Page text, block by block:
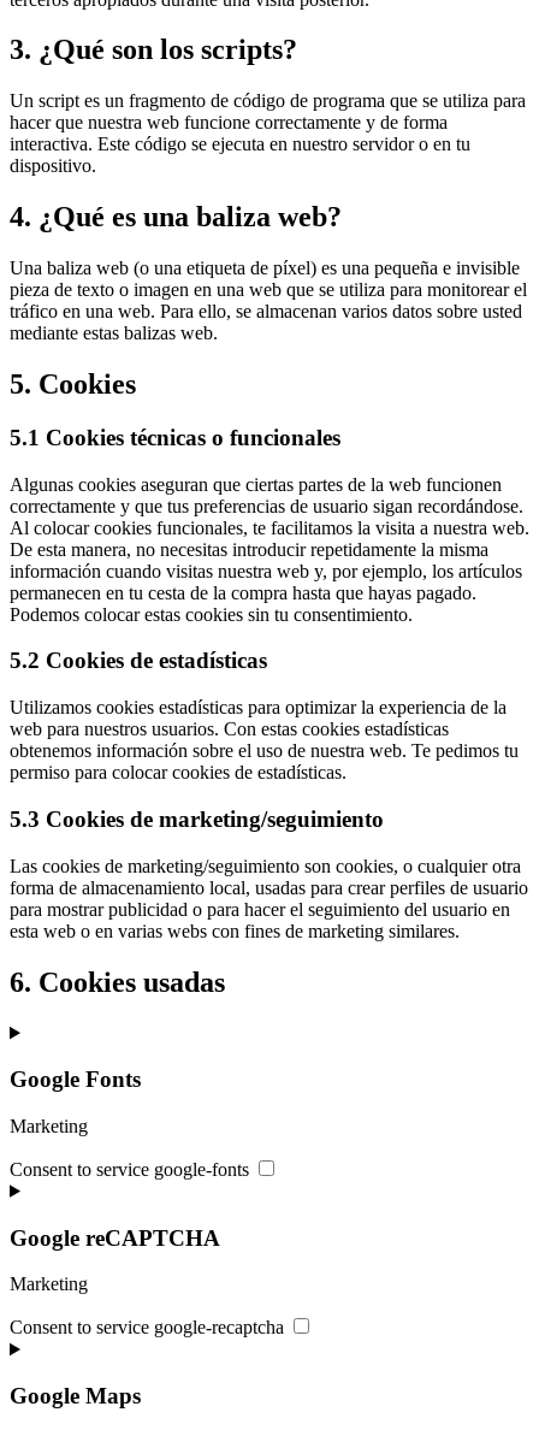
3. ¿Qué son los scripts?
Un script es un fragmento de código de programa que se utiliza para
hacer que nuestra web funcione correctamente y de forma
interactiva. Este código se ejecuta en nuestro servidor o en tu
dispositivo.
4. ¿Qué es una baliza web?
Una baliza web (o una etiqueta de píxel) es una pequeña e invisible
pieza de texto o imagen en una web que se utiliza para monitorear el
tráfico en una web. Para ello, se almacenan varios datos sobre usted
mediante estas balizas web.
5. Cookies
5.1 Cookies técnicas o funcionales
Algunas cookies aseguran que ciertas partes de la web funcionen
correctamente y que tus preferencias de usuario sigan recordándose.
Al colocar cookies funcionales, te facilitamos la visita a nuestra web.
De esta manera, no necesitas introducir repetidamente la misma
información cuando visitas nuestra web y, por ejemplo, los artículos
permanecen en tu cesta de la compra hasta que hayas pagado.
Podemos colocar estas cookies sin tu consentimiento.
5.2 Cookies de estadísticas
Utilizamos cookies estadísticas para optimizar la experiencia de la
web para nuestros usuarios. Con estas cookies estadísticas
obtenemos información sobre el uso de nuestra web. Te pedimos tu
permiso para colocar cookies de estadísticas.
5.3 Cookies de marketing/seguimiento
Las cookies de marketing/seguimiento son cookies, o cualquier otra
forma de almacenamiento local, usadas para crear perfiles de usuario
para mostrar publicidad o para hacer el seguimiento del usuario en
esta web o en varias webs con fines de marketing similares.
6. Cookies usadas
Google Fonts
Marketing
Consent to service google-fonts
Google reCAPTCHA
Marketing
Consent to service google-recaptcha
Google Maps